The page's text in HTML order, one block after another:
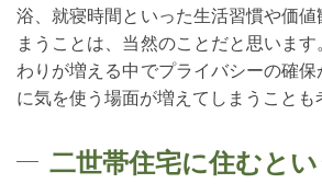
浴、就寝時間といった生活習慣や価値
まうことは、当然のことだと思いま
わりが増える中でプライバシーの確
に気を使う場面が増えてしまうことも
二世帯住宅に住むと